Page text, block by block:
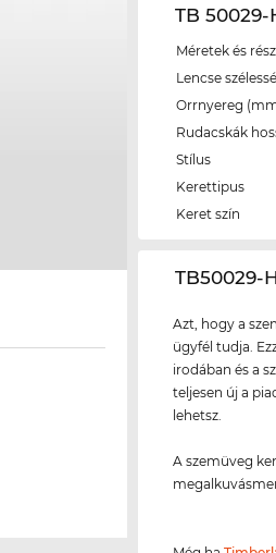
TB 50029-
Méretek és
Lencse
Orrnyereg
Rudacskák
Stílus
Kerettipus
Keret szín
‌TB50029-
Azt, hogy a
ügyfél tudja.
irodában és a
teljesen új a
lehetsz.
A szemüveg